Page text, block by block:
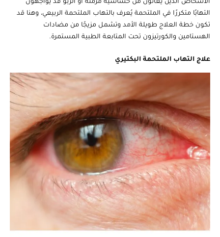
الأشخاص الذين يعانون من حساسية مزمنة أو الربو قد يواجهون
التهابًا متكررًا في الملتحمة يُعرف بالتهاب الملتحمة الربيعي، وهنا قد
تكون خطة العلاج طويلة الأمد وتشمل مزيجًا من مضادات
الهستامين والكورتيزون تحت المتابعة الطبية المستمرة.
علاج التهاب الملتحمة البكتيري